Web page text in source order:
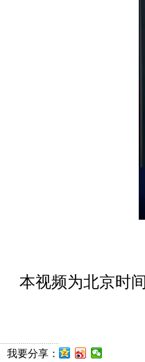
本视频为北京时
我要分享：